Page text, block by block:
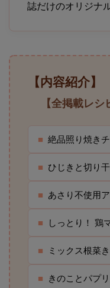
誌だけのオリジナ
【内容紹介】
【全掲載レシ
■ 絶品照り焼き
■ ひじきと切り
■ あさり不使用
■ しっとり！ 鶏
■ ミックス根菜
■ きのことパプ